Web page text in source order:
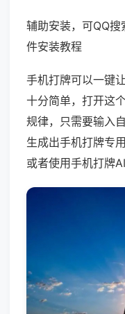
辅助安装，可QQ
件安装教程
手机打牌可以一键
十分简单，打开这
规律，只需要输入
生成出手机打牌专
或者使用手机打牌